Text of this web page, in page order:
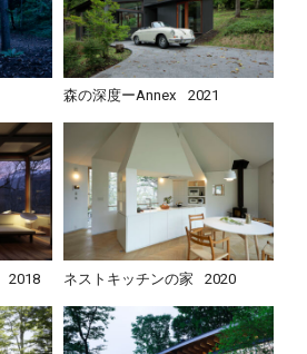
森の深度ーAnnex 2021
2018 ネストキッチンの家 2020